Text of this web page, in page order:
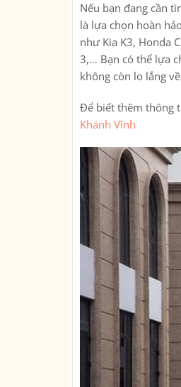
Nếu bạn đang cần
là lựa chọn hoàn
như Kia K3, Honda
3,… Bạn có thể lựa
không còn lo lắng
Để biết thêm thông
Khánh Vĩnh